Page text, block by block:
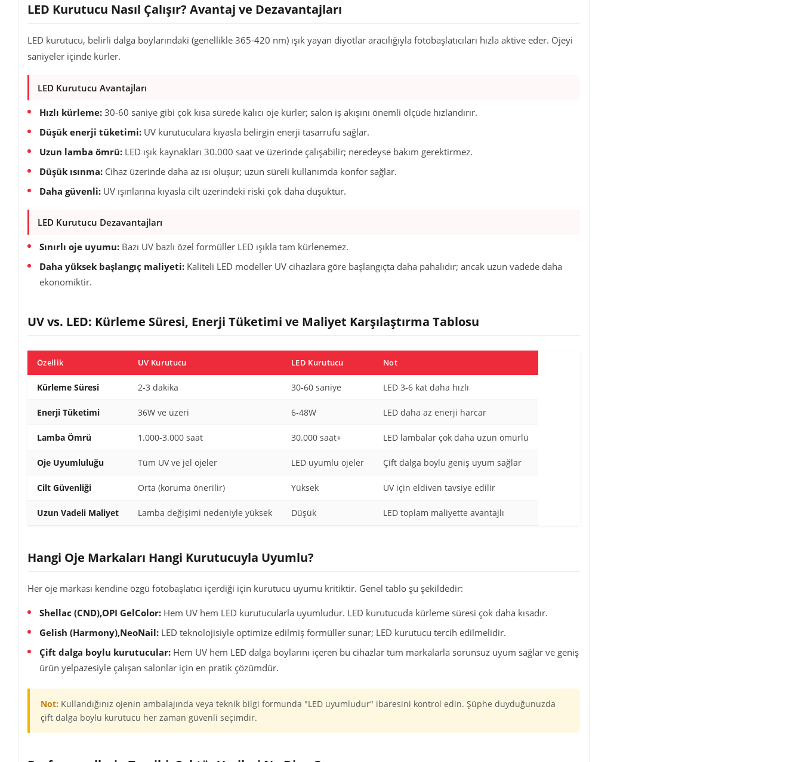
LED Kurutucu Nasıl Çalışır? Avantaj ve Dezavantajları
LED kurutucu, belirli dalga boylarındaki (genellikle 365-420 nm) ışık yayan diyotlar aracılığıyla fotobaşlatıcıları hızla aktive eder. Ojeyi
saniyeler içinde kürler.
LED Kurutucu Avantajları
Hızlı kürleme: 30-60 saniye gibi çok kısa sürede kalıcı oje kürler; salon iş akışını önemli ölçüde hızlandırır.
Düşük enerji tüketimi: UV kurutuculara kıyasla belirgin enerji tasarrufu sağlar.
Uzun lamba ömrü: LED ışık kaynakları 30.000 saat ve üzerinde çalışabilir; neredeyse bakım gerektirmez.
Düşük ısınma: Cihaz üzerinde daha az ısı oluşur; uzun süreli kullanımda konfor sağlar.
Daha güvenli: UV ışınlarına kıyasla cilt üzerindeki riski çok daha düşüktür.
LED Kurutucu Dezavantajları
Sınırlı oje uyumu: Bazı UV bazlı özel formüller LED ışıkla tam kürlenemez.
Daha yüksek başlangıç maliyeti: Kaliteli LED modeller UV cihazlara göre başlangıçta daha pahalıdır; ancak uzun vadede daha
ekonomiktir.
UV vs. LED: Kürleme Süresi, Enerji Tüketimi ve Maliyet Karşılaştırma Tablosu
Özellik UV Kurutucu LED Kurutucu Not
Kürleme Süresi 2-3 dakika 30-60 saniye LED 3-6 kat daha hızlı
Enerji Tüketimi 36W ve üzeri 6-48W LED daha az enerji harcar
Lamba Ömrü 1.000-3.000 saat 30.000 saat+ LED lambalar çok daha uzun ömürlü
Oje Uyumluluğu Tüm UV ve jel ojeler LED uyumlu ojeler Çift dalga boylu geniş uyum sağlar
Cilt Güvenliği Orta (koruma önerilir) Yüksek UV için eldiven tavsiye edilir
Uzun Vadeli Maliyet Lamba değişimi nedeniyle yüksek Düşük LED toplam maliyette avantajlı
Hangi Oje Markaları Hangi Kurutucuyla Uyumlu?
Her oje markası kendine özgü fotobaşlatıcı içerdiği için kurutucu uyumu kritiktir. Genel tablo şu şekildedir:
Shellac (CND),OPI GelColor: Hem UV hem LED kurutucularla uyumludur. LED kurutucuda kürleme süresi çok daha kısadır.
Gelish (Harmony),NeoNail: LED teknolojisiyle optimize edilmiş formüller sunar; LED kurutucu tercih edilmelidir.
Çift dalga boylu kurutucular: Hem UV hem LED dalga boylarını içeren bu cihazlar tüm markalarla sorunsuz uyum sağlar ve geniş
ürün yelpazesiyle çalışan salonlar için en pratik çözümdür.
Not: Kullandığınız ojenin ambalajında veya teknik bilgi formunda "LED uyumludur" ibaresini kontrol edin. Şüphe duyduğunuzda
çift dalga boylu kurutucu her zaman güvenli seçimdir.